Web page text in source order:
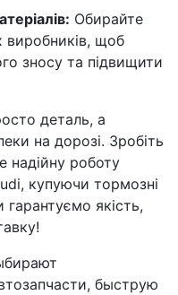
Обирайте
виробників, щоб
зносу та підвищити
деталь, а
на дорозі. Зробіть
надійну роботу
купуючи тормозні
гарантуємо якість,
быструю